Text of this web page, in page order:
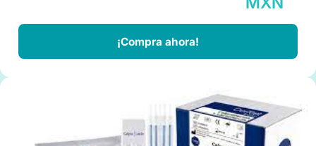
¡Compra ahora!